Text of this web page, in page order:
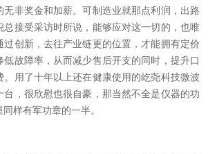
无非奖金和加薪。可制造业就那点利润，出路
总接受采访时所说，能够应对这一切的，也唯
过创新，去往产业链更的位置，才能拥有定价
故障率，从而减少售后开支的同时，提升口
。用了十年以上还在健康使用的屹尧科技微波
台，很欣慰也很自豪，那当然不全是仪器的功
样有军功章的一半。